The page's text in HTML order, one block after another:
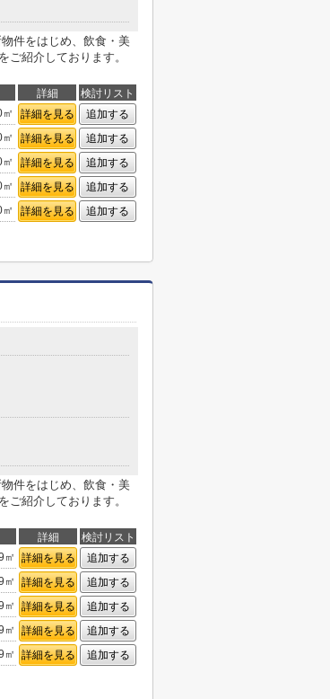
件をはじめ、飲食・美
ご紹介しております。
詳細
検討リスト
詳細を見る
追加する
詳細を見る
追加する
詳細を見る
追加する
詳細を見る
追加する
詳細を見る 追加する
件をはじめ、飲食・美
ご紹介しております。
詳細
検討リスト
㎡ 詳細を見る
追加する
㎡ 詳細を見る
追加する
㎡ 詳細を見る
追加する
㎡ 詳細を見る
追加する
㎡ 詳細を見る 追加する